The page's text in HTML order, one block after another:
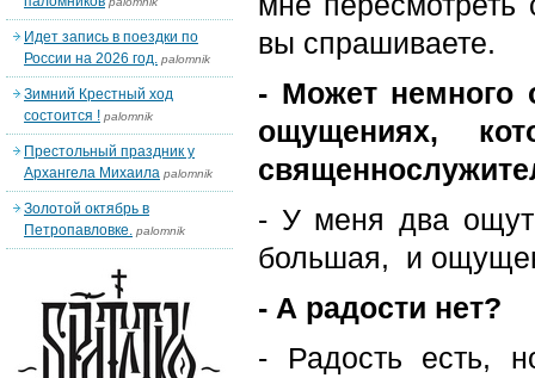
вы спрашиваете.
- Может немного
ощущениях,
- У меня два
большая, и
- А радости нет?
- Радость есть,
Идет запись в поездки по
России на 2026 год. palomnik
Зимний Крестный ход
состоится ! palomnik
Престольный праздник у
Архангела Михаила palomnik
Золотой октябрь в
Петропавловке. palomnik